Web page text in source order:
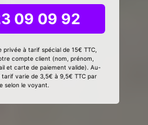
09 09 92
à tarif spécial de 15€ TTC,
compte client (nom, prénom,
et carte de paiement valide). Au-
tarif varie de 3,5€ à 9,5€ TTC par
selon le voyant.